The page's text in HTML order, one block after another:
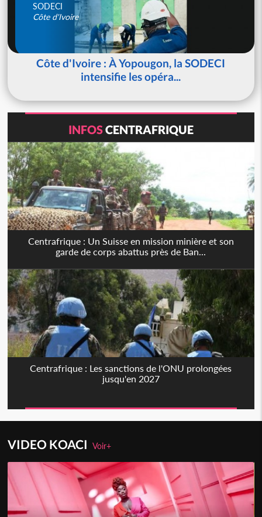
SODECI
Côte d'Ivoire
Côte d'Ivoire : À Yopougon, la SODECI
intensifie les opéra...
INFOSCENTRAFRIQUE
Centrafrique : Un Suisse en mission minière et son
garde de corps abattus près de Ban...
Centrafrique : Les sanctions de l'ONU prolongées
jusqu'en 2027
VIDEO KOACIVoir+